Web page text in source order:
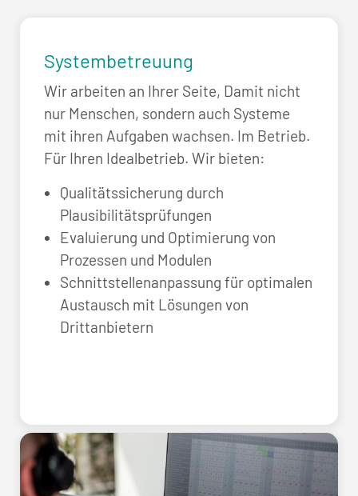
Systembetreuung
Wir arbeiten an Ihrer Seite, Damit nicht
nur Menschen, sondern auch Systeme
mit ihren Aufgaben wachsen. Im Betrieb.
Für Ihren Idealbetrieb. Wir bieten:
Qualitätssicherung durch
Plausibilitätsprüfungen
Evaluierung und Optimierung von
Prozessen und Modulen
Schnittstellenanpassung für optimalen
Austausch mit Lösungen von
Drittanbietern